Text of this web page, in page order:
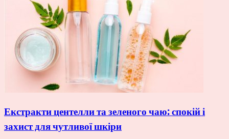
Екстракти центелли та зеленого чаю: спокій і
захист для чутливої шкіри